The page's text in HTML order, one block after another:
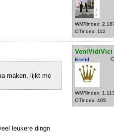
WMRindex:
OTindex: 112
VeniVidiVici
Erelid
WMRindex: 1.113
OTindex: 405
maken, lijkt me
leukere dingn